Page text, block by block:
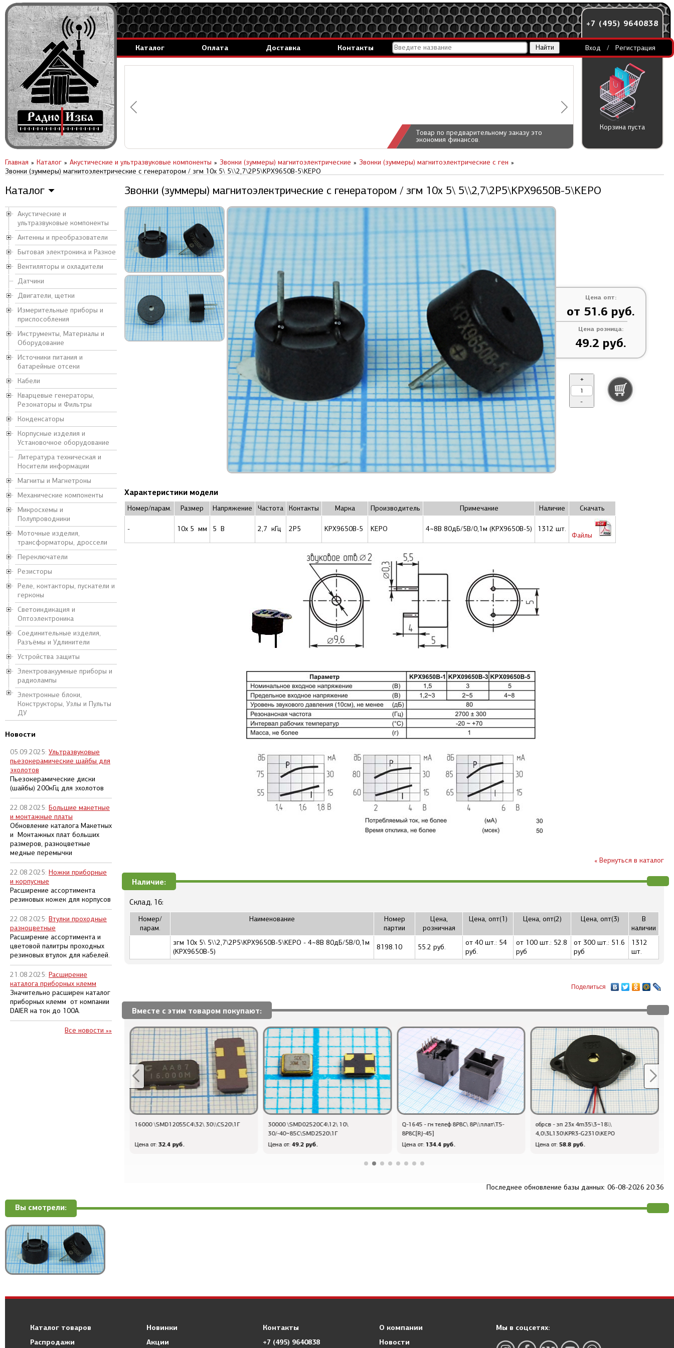
Каталог Оплата Доставка Контакты
генераторы.
за 1 день.
Товар по предварительному заказу это
экономия финансов.
+7 (495) 9640838
Вход / Регистрация
Корзина пуста
Каталог ▼
Акустические и
ультразвуковые компоненты
Антенны и преобразователи
Бытовая электроника и Разное
Вентиляторы и охладители
Датчики
Двигатели, щетки
Измерительные приборы и
приспособления
Инструменты, Материалы и
Оборудование
Источники питания и
батарейные отсеки
Кабели
Кварцевые генераторы,
Резонаторы и Фильтры
Конденсаторы
Корпусные изделия и
Установочное оборудование
Литература техническая и
Носители информации
Магниты и Магнетроны
Механические компоненты
Микросхемы и
Полупроводники
Моточные изделия,
трансформаторы, дроссели
Переключатели
Резисторы
Реле, контакторы, пускатели и
герконы
Светоиндикация и
Оптоэлектроника
Соединительные изделия,
Разъёмы и Удлинители
Устройства защиты
Электровакуумные приборы и
радиолампы
Электронные блоки,
Конструкторы, Узлы и Пульты
ДУ
Новости
05.09.2025: Ультразвуковые
пьезокерамические шайбы для
эхолотов
Пьезокерамические диски
(шайбы) 200кГц для эхолотов
22.08.2025: Большие макетные
и монтажные платы
Обновление каталога Макетных
и Монтажных плат больших
размеров, разноцветные
медные перемычки
22.08.2025: Ножки приборные
и корпусные
Расширение ассортимента
резиновых ножек для корпусов
22.08.2025: Втулки проходные
разноцветные
Расширение ассортимента и
цветовой палитры проходных
резиновых втулок для кабелей.
21.08.2025: Расширение
каталога приборных клемм
Значительно расширен каталог
приборных клемм от компании
DAIER на ток до 100А.
Все новости »»
Звонки (зуммеры) магнитоэлектрические c генератором / згм 10x 5\ 5\\2,7\2P5\KPX9650B-5\KEPO
Главная Каталог Акустические и ультразвуковые компоненты Звонки (зуммеры) магнитоэлектрические
Звонки (зуммеры) магнитоэлектрические c ген
Звонки (зуммеры) магнитоэлектрические c генератором / згм 10x 5\ 5\\2,7\2P5\KPX9650B-5\KEPO
Цена опт:
от 51.6 руб.
Цена розница:
49.2 руб.
+
-
Характеристики модели
Номер/парам. Размер Напряжение Частота Контакты Марка Производитель Примечание Наличие Скачать
- 10x 5 мм 5 В 2,7 кГц 2P5 KPX9650B-5 KEPO 4~8В 80дБ/5В/0,1м (KPX9650B-5) 1312 шт.
Файлы
« Вернуться в каталог
Наличие:
Склад, 16:
Номер/
парам.
Наименование
Номер
партии
Цена,
розничная
Цена, опт(1) Цена, опт(2) Цена, опт(3)
В
наличии
згм 10x 5\ 5\\2,7\2P5\KPX9650B-5\KEPO - 4~8В 80дБ/5В/0,1м
(KPX9650B-5)
8198.10 55.2 руб.
от 40 шт.: 54
руб.
от 100 шт.: 52.8
руб
от 300 шт.: 51.6
руб
1312
шт.
Поделиться
Вместе с этим товаром покупают:
30000 \SMD02520C4\12\ 10\
Цена от: 49.2 руб.
Q-1645 - гн телеф 8P8C\ 8P\\плат\T5-
8P8C[RJ-45]
Цена от: 134.4 руб.
обрсв - зп 23x 4m35\3~18\\
4,0\3L130\KPR3-G2310\KEPO
Цена от: 58.8 руб.
10000 \МВ\\\\РГ05МВ\1Г
Цена от: 93.6 руб.
Последнее обновление базы данных: 06-08-2026 20:36
Вы смотрели:
Каталог товаров
Распродажи
Новинки
Акции
Контакты
+7 (495) 9640838
О компании
Новости
Мы в соцсетях: